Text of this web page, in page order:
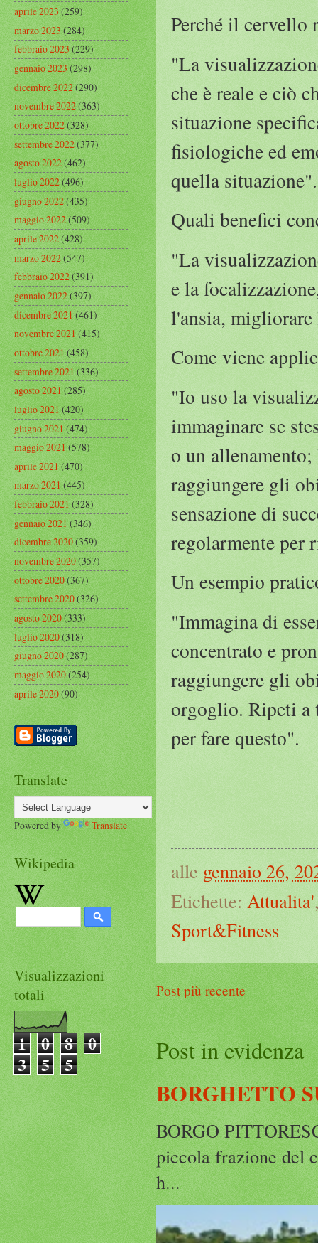
Perché il cervello
"La
che è reale e ciò
situazione
fisiologiche ed
quella situazione".
Quali benefici
"La
e la
l'ansia,
Come viene
"Io uso la
immaginare se
o un
raggiungere gli
sensazione di
regolarmente per
Un esempio
"Immagina di
concentrato e
raggiungere gli
orgoglio. Ripeti a
per fare questo".
alle gennaio 26,
Etichette: Attualita'
Sport&Fitness
Post più recente
Post in evidenza
BORGHETTO
BORGO
piccola frazione del
h...
aprile 2023(259)
marzo 2023(284)
febbraio 2023(229)
gennaio 2023(298)
dicembre 2022(290)
novembre 2022(363)
ottobre 2022(328)
settembre 2022(377)
agosto 2022(462)
luglio 2022(496)
giugno 2022(435)
maggio 2022(509)
aprile 2022(428)
marzo 2022(547)
febbraio 2022(391)
gennaio 2022(397)
dicembre 2021(461)
novembre 2021(415)
ottobre 2021(458)
settembre 2021(336)
agosto 2021(285)
luglio 2021(420)
giugno 2021(474)
maggio 2021(578)
aprile 2021(470)
marzo 2021(445)
febbraio 2021(328)
gennaio 2021(346)
dicembre 2020(359)
novembre 2020(357)
ottobre 2020(367)
settembre 2020(326)
agosto 2020(333)
luglio 2020(318)
giugno 2020(287)
maggio 2020(254)
aprile 2020(90)
Translate
Powered by Translate
Wikipedia
Visualizzazioni
totali
1 0 8 0
3 5 5